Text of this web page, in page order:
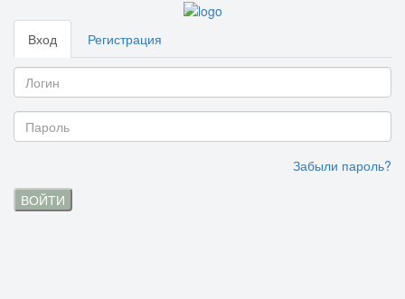
Вход Регистрация
Забыли пароль?
ВОЙТИ